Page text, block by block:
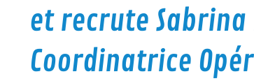
et recrute Sabrina
Coordinatrice